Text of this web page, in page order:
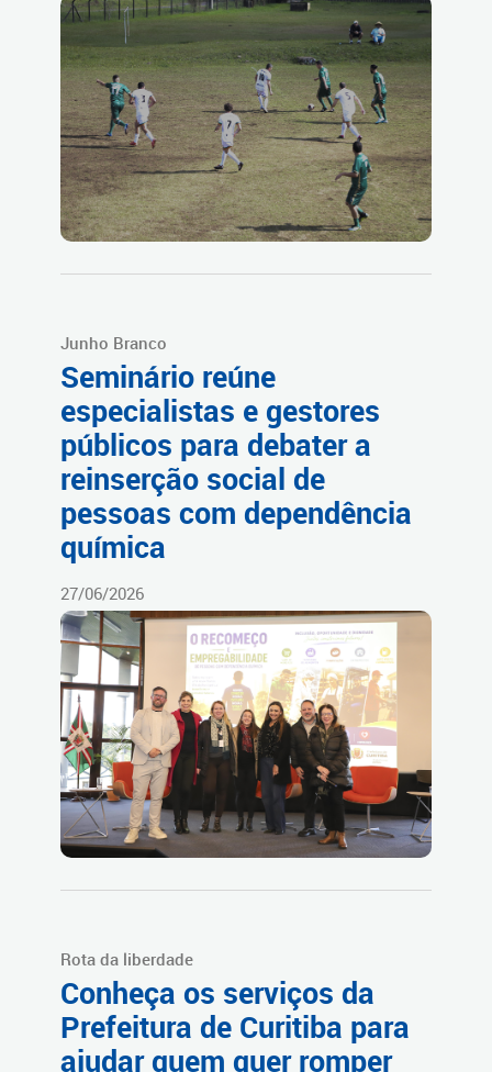
Junho Branco
Seminário reúne
especialistas e gestores
públicos para debater a
reinserção social de
pessoas com dependência
química
27/06/2026
Rota da liberdade
Conheça os serviços da
Prefeitura de Curitiba para
ajudar quem quer romper